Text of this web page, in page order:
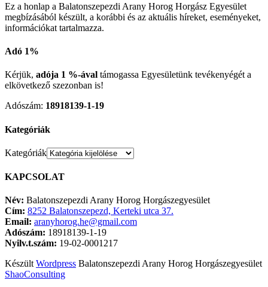
Ez a honlap a Balatonszepezdi Arany Horog Horgász Egyesület
megbízásából készült, a korábbi és az aktuális híreket, eseményeket,
információkat tartalmazza.
Adó 1%
Kérjük, adója 1 %-ával támogassa Egyesületünk tevékenyégét a
elkövetkező szezonban is!
Adószám: 18918139-1-19
Kategóriák
Kategóriák
KAPCSOLAT
Név: Balatonszepezdi Arany Horog Horgászegyesület
Cím: 8252 Balatonszepezd, Kerteki utca 37.
Email: aranyhorog.he@gmail.com
Adószám: 18918139-1-19
Nyilv.t.szám: 19-02-0001217
KészültWordpress Balatonszepezdi Arany Horog Horgászegyesület
ShaoConsulting